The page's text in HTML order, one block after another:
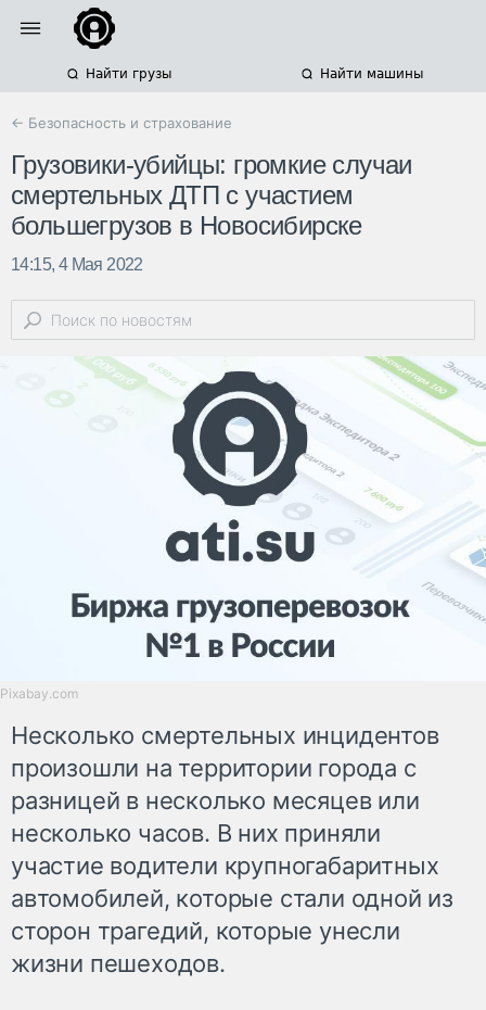
Найти грузы Найти машины
← Безопасность и страхование
Грузовики-убийцы: громкие случаи
смертельных ДТП с участием
большегрузов в Новосибирске
14:15, 4 Мая 2022
Pixabay.com
Несколько смертельных инцидентов
произошли на территории города с
разницей в несколько месяцев или
несколько часов. В них приняли
участие водители крупногабаритных
автомобилей, которые стали одной из
сторон трагедий, которые унесли
жизни пешеходов.